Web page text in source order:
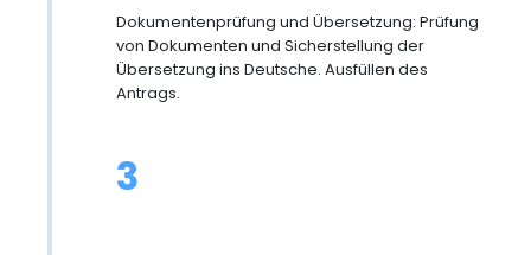
Dokumentenprüfung und Übersetzung: Prüfung
von Dokumenten und Sicherstellung der
Übersetzung ins Deutsche. Ausfüllen des
Antrags.
3